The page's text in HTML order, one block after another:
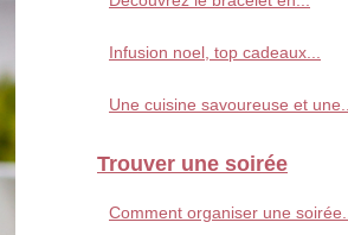
Infusion noel, top cadeaux...
Une cuisine savoureuse et une...
Trouver une soirée
Comment organiser une soirée...